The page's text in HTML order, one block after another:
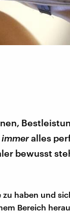
immeralles
bewusst
haben und
Bereich